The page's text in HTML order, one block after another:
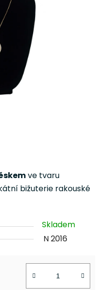
ve tvaru
bižuterie rakouské
Skladem
N 2016